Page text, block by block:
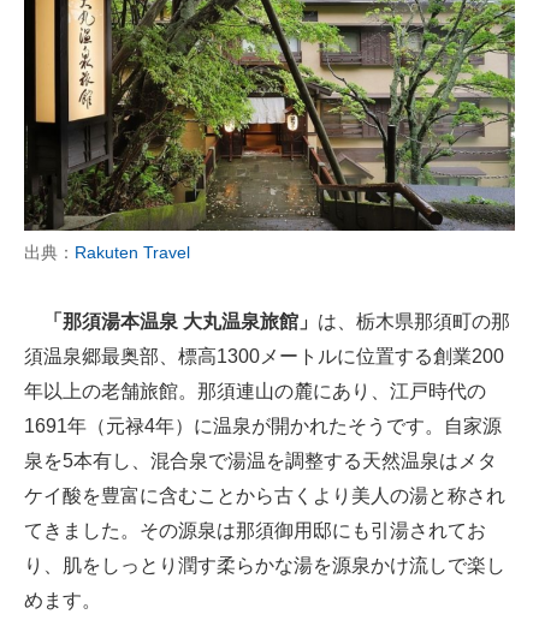
出典： Rakuten Travel
「那須湯本温泉 大丸温泉旅館」 は、栃木県那須町の那
須温泉郷最奥部、標高1300メートルに位置する創業200
年以上の老舗旅館。那須連山の麓にあり、江戸時代の
1691年（元禄4年）に温泉が開かれたそうです。自家源
泉を5本有し、混合泉で湯温を調整する天然温泉はメタ
ケイ酸を豊富に含むことから古くより美人の湯と称され
てきました。その源泉は那須御用邸にも引湯されてお
り、肌をしっとり潤す柔らかな湯を源泉かけ流しで楽し
めます。